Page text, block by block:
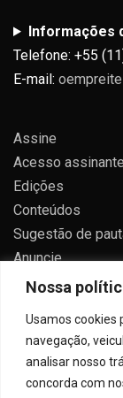
Nossa
Usamos cookies
navegação,
analisar nosso
concorda com
Informações
Telefone: +55
E-mail:
Assine
Acesso
Edições
Conteúdos
Sugestão de
Anuncie
Contato